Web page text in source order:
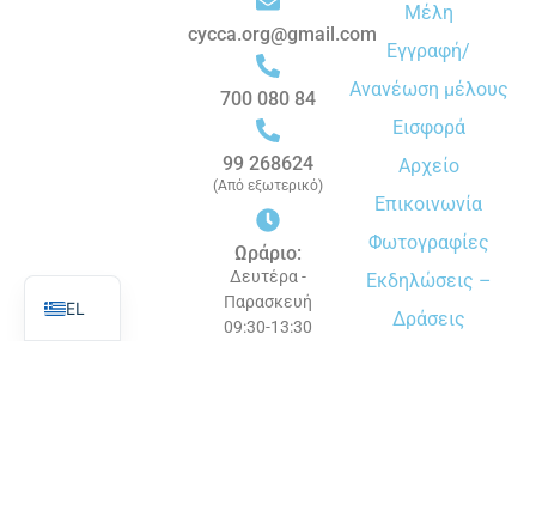
cycca.org@gmail.com
700 080 84
99 268624
(Από εξωτερικό)
Ωράριο:
Δευτέρα -
Παρασκευή
09:30-13:30
Μέλη
Εγγραφή/
Ανανέωση μέλους
Εισφορά
Αρχείο
Επικοινωνία
Φωτογραφίες
Εκδηλώσεις –
Δράσεις
EL